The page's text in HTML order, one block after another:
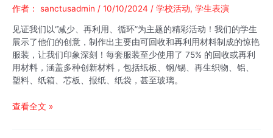
作者： sanctusadmin / 10/10/2024 / 学校活动, 学生表演
见证我们以“减少、再利用、循环”为主题的精彩活动！我们的学生
展示了他们的创意，制作出主要由可回收和再利用材料制成的惊艳
服装，让我们印象深刻！每套服装至少使用了 75% 的回收或再利
用材料，涵盖多种创新材料，包括纸板、钢/锡、再生织物、铝、
塑料、纸箱、芯板、报纸、纸袋，甚至玻璃。
废
查看全文 »